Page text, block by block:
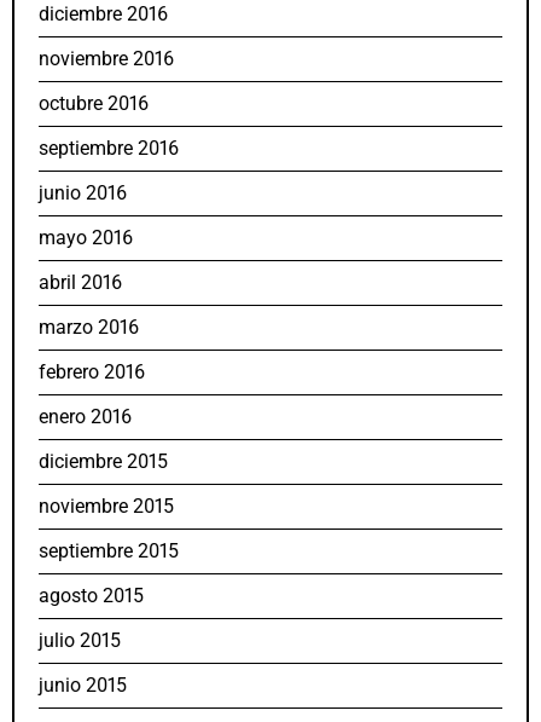
diciembre 2016
noviembre 2016
octubre 2016
septiembre 2016
junio 2016
mayo 2016
abril 2016
marzo 2016
febrero 2016
enero 2016
diciembre 2015
noviembre 2015
septiembre 2015
agosto 2015
julio 2015
junio 2015